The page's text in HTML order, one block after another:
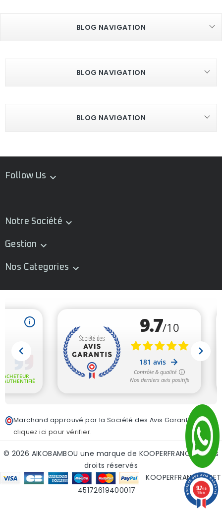
BLOG NAVIGATION
BLOG NAVIGATION
BLOG NAVIGATION
Follow Us 
Notre Société 
Gestion 
Nos Categories 
Marchand approuvé par la Société des Avis Garantis,
cliquez ici pour vérifier.
© 2026 AIKOBAMBOU une marque de KOOPERFRANCE - tous
droits réservés
KOOPERFRANCE SIRET
45172619400017
9.7/10
181 avis